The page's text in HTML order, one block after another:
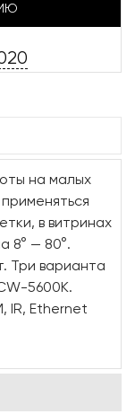
на малых
в витринах
8° — 80°.
Три варианта
5600K.
IR, Ethernet